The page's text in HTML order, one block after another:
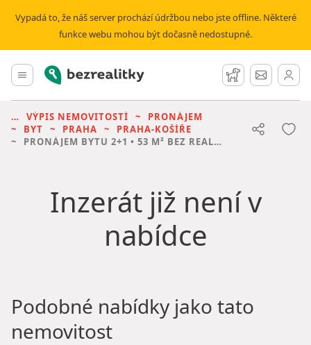
Vypadá to, že náš server prochází údržbou nebo jste offline. Některé
funkce webu mohou být dočasně nedostupné.
Hlavní menu
Bezrealitky Hlídací pes
Zprávy
VÝPIS NEMOVITOSTÍ
PRONÁJEM
BYT
PRAHA
PRAHA-KOŠÍŘE
PRONÁJEM BYTU 2+1 • 53 M² BEZ REALITKY
Inzerát již není v
nabídce
Podobné nabídky jako tato
nemovitost